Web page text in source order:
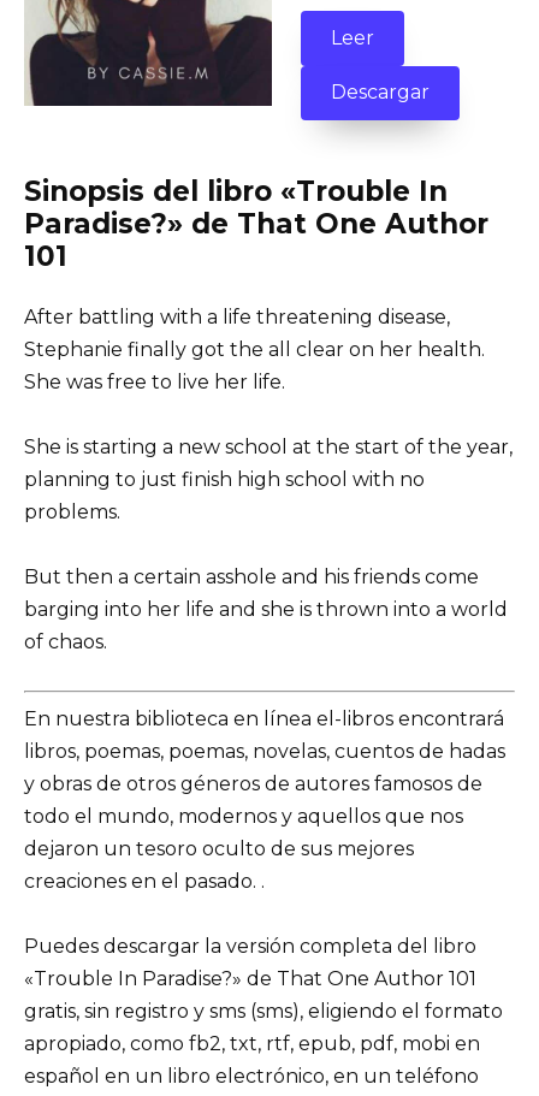
Leer
Descargar
Sinopsis del libro «Trouble In
Paradise?» de That One Author
101
After battling with a life threatening disease,
Stephanie finally got the all clear on her health.
She was free to live her life.
She is starting a new school at the start of the year,
planning to just finish high school with no
problems.
But then a certain asshole and his friends come
barging into her life and she is thrown into a world
of chaos.
En nuestra biblioteca en línea el-libros encontrará
libros, poemas, poemas, novelas, cuentos de hadas
y obras de otros géneros de autores famosos de
todo el mundo, modernos y aquellos que nos
dejaron un tesoro oculto de sus mejores
creaciones en el pasado. .
Puedes descargar la versión completa del libro
«Trouble In Paradise?» de That One Author 101
gratis, sin registro y sms (sms), eligiendo el formato
apropiado, como fb2, txt, rtf, epub, pdf, mobi en
español en un libro electrónico, en un teléfono